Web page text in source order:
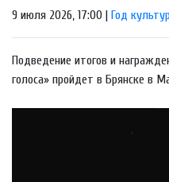
9 июля 2026, 17:00 | Год
Подведение итогов и
голоса» пройдет в Брянске в